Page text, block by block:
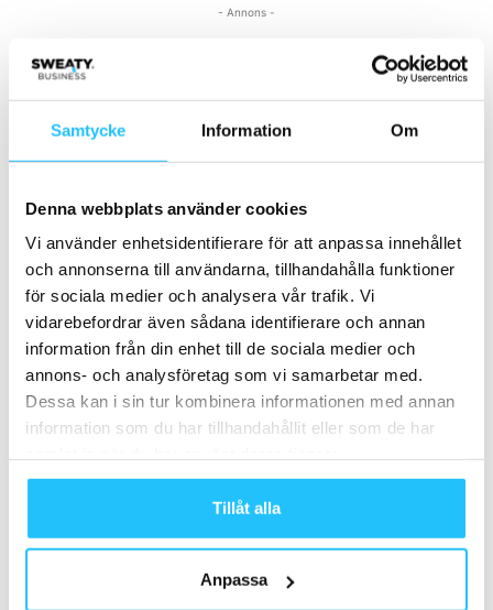
Samtycke Information Om
Denna webbplats använder cookies
Vi använder enhetsidentifierare för att anpassa innehållet
och annonserna till användarna, tillhandahålla funktioner
för sociala medier och analysera vår trafik. Vi
vidarebefordrar även sådana identifierare och annan
information från din enhet till de sociala medier och
annons- och analysföretag som vi samarbetar med.
Dessa kan i sin tur kombinera informationen med annan
information som du har tillhandahållit eller som de har
Tillåt alla
Anpassa
- Annons -
Mirror – din personliga tränare i hemmet
2018-10-15
Zoezi bjuder in till inspirationsdag i Skåne
2025-08-28
Friskis: Svenska folket rör sig mindre under
corona-pandemin än före
2021-01-24
5 saker som framgångsrikt bygger ditt
varumärke och skapar bättre affärer